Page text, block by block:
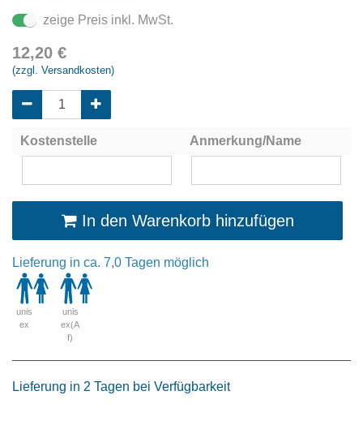
zeige Preis inkl. MwSt.
12,20 €
(zzgl. Versandkosten)
Kostenstelle Anmerkung/Name
In den Warenkorb hinzufügen
Lieferung in ca. 7,0 Tagen möglich
unis
ex
unis
ex(A
f)
Lieferung in 2 Tagen bei Verfügbarkeit